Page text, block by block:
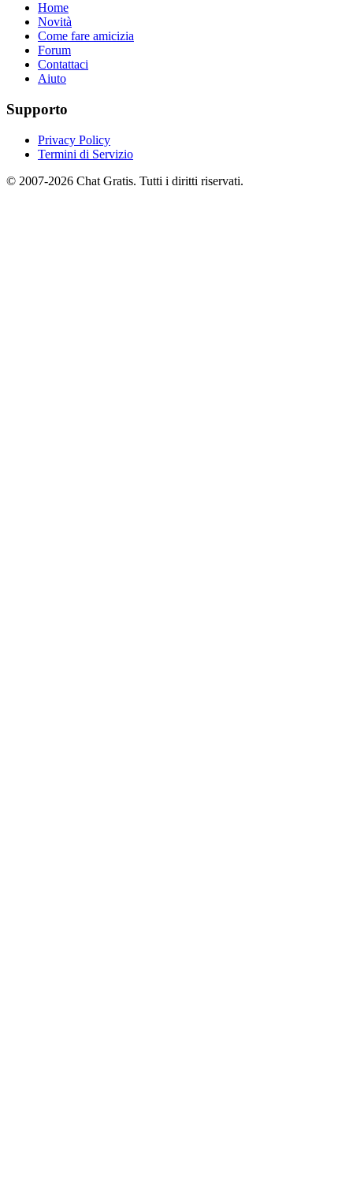
Home
Novità
Come fare amicizia
Forum
Contattaci
Aiuto
Supporto
Privacy Policy
Termini di Servizio
© 2007-2026 Chat Gratis. Tutti i diritti riservati.